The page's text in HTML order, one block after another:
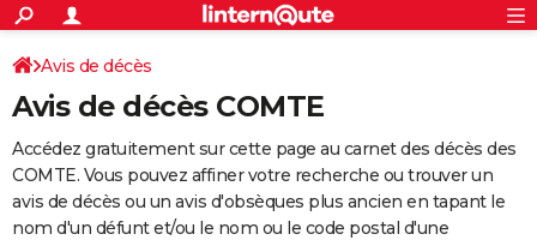
ACTUALITÉS
Politique
Société
Faits Divers
Education
Monde
Villes
+
SPORT
Coupe du monde 2026
Football
Tennis
Cyclisme
Rugby
Forum
Programme TV
TNT
Streaming
Cinéma
Sorties cinéma
Musique
+
FINANCE
Retraite
Epargne
Immobilier
Risques naturels par ville
Banque
Assurance
AUTO
Avis de décès
Avis de décès COMTE
Accédez gratuitement sur cette page au carnet des décès des
COMTE. Vous pouvez affiner votre recherche ou trouver un
avis de décès ou un avis d'obsèques plus ancien en tapant le
nom d'un défunt et/ou le nom ou le code postal d'une